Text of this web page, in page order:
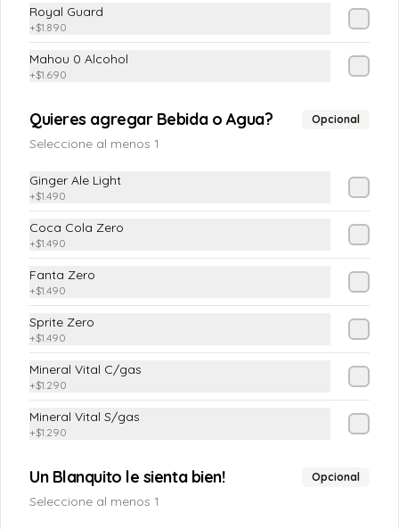
Apio-Palta
Apio en juliana y palta
Cebollitas en Escabeche
$3.990
Chacarera
Tomate con poroto verde y ají verde
Royal Guard
+$1.890
Mahou 0 Alcohol
+$1.690
Quieres agregar Bebida o Agua? Opcional
Seleccione al menos 1
Ginger Ale Light
+$1.490
Coca Cola Zero
+$1.490
Fanta Zero
+$1.490
Sprite Zero
+$1.490
Mineral Vital C/gas
+$1.290
Mineral Vital S/gas
+$1.290
Un Blanquito le sienta bien! Opcional
Seleccione al menos 1